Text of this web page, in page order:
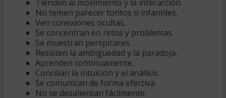
Tienden al movimiento y la interacción.
No temen parecer tontos o infantiles.
Ven conexiones ocultas.
Se concentran en retos y problemas.
Se muestran perspicaces.
Resisten la ambigüedad y la paradoja.
Aprenden continuamente.
Concilian la intuición y el análisis.
Se comunican de forma efectiva.
No se desalientan fácilmente.